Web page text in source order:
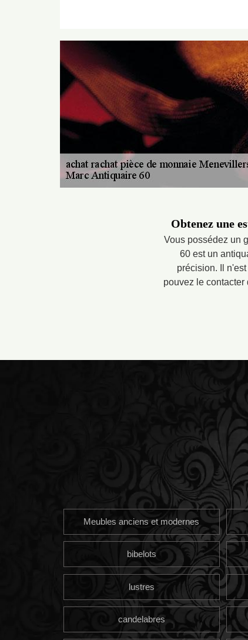
Obtenez une
Vous possédez un
60 est un
précision. Il
pouvez le
Meubles anciens et modernes
bibelots
lustres
candelabres